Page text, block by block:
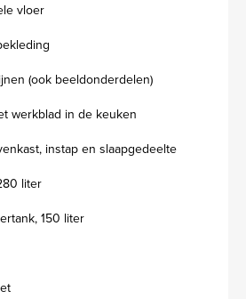
vloer
(ook beeldonderdelen)
werkblad in de keuken
instap en slaapgedeelte
liter
150 liter